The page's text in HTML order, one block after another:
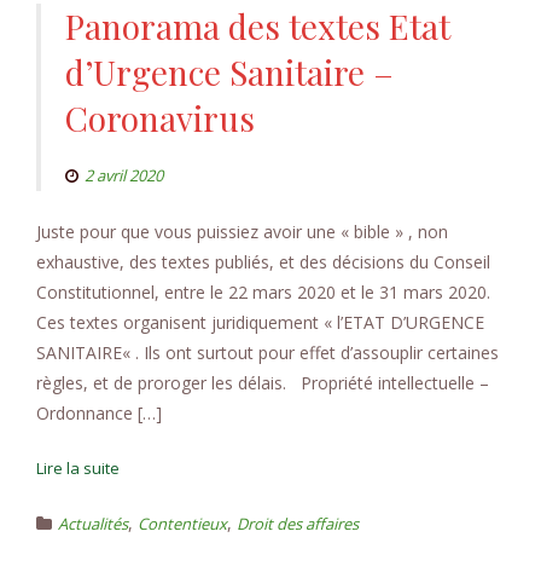
Panorama des textes Etat
d’Urgence Sanitaire –
Coronavirus
2 avril 2020
Juste pour que vous puissiez avoir une « bible » , non
exhaustive, des textes publiés, et des décisions du Conseil
Constitutionnel, entre le 22 mars 2020 et le 31 mars 2020.
Ces textes organisent juridiquement « l’ETAT D’URGENCE
SANITAIRE« . Ils ont surtout pour effet d’assouplir certaines
règles, et de proroger les délais. Propriété intellectuelle –
Ordonnance […]
Lire la suite
Actualités, Contentieux, Droit des affaires